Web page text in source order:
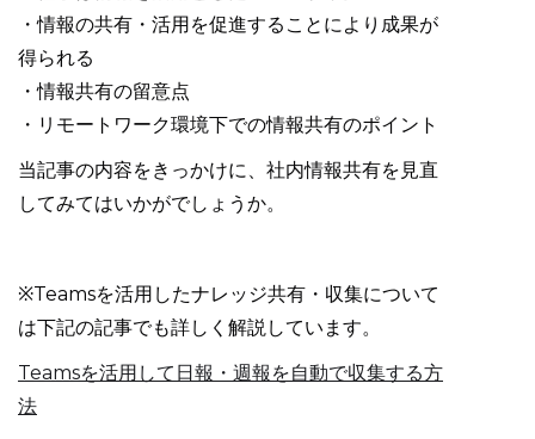
・情報の共有・活用を促進することにより成果が
得られる
・情報共有の留意点
・リモートワーク環境下での情報共有のポイント
当記事の内容をきっかけに、社内情報共有を見直
してみてはいかがでしょうか。
※Teamsを活用したナレッジ共有・収集について
は下記の記事でも詳しく解説しています。
Teamsを活用して日報・週報を自動で収集する方
法